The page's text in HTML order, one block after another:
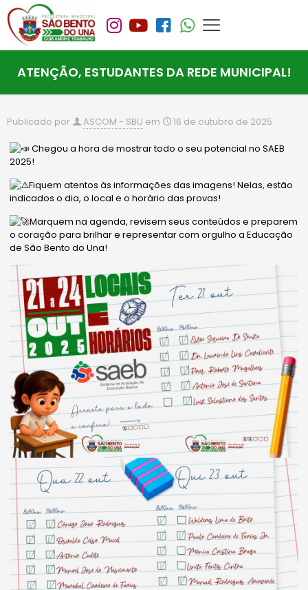
ATENÇÃO, ESTUDANTES DA REDE MUNICIPAL!
Publicado por ASCOM - SBU em 16 de outubro de 2025
Chegou a hora de mostrar todo o seu potencial no SAEB
2025!
Fiquem atentos às informações das imagens! Nelas, estão
indicados o dia, o local e o horário das provas!
Marquem na agenda, revisem seus conteúdos e preparem
o coração para brilhar e representar com orgulho a Educação
de São Bento do Una!